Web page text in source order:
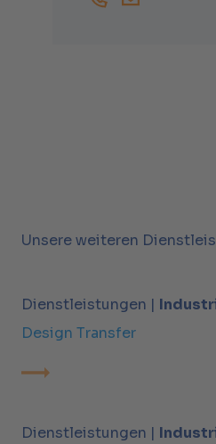
+41444381702
Unsere weiteren
Dienstleistungen |
Design Transfer
Dienstleistungen |